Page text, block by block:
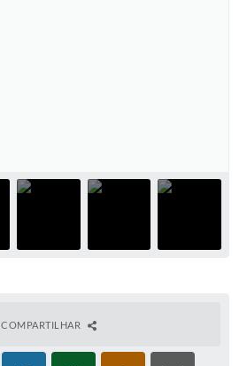
COMPARTILHAR